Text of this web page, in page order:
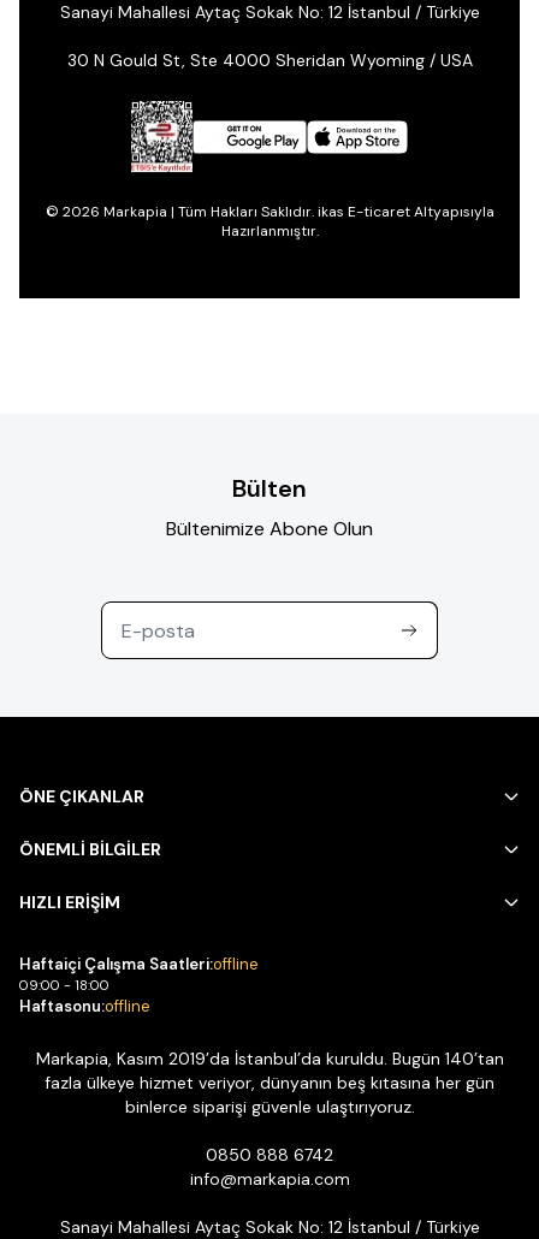
Sanayi Mahallesi Aytaç Sokak No: 12 İstanbul / Türkiye
30 N Gould St, Ste 4000 Sheridan Wyoming / USA
© 2026 Markapia | Tüm Hakları Saklıdır. ikas E-ticaret Altyapısıyla
Hazırlanmıştır.
Bülten
Bültenimize Abone Olun
ÖNE ÇIKANLAR
ÖNEMLİ BİLGİLER
HIZLI ERİŞİM
Haftaiçi Çalışma Saatleri:offline
09:00 - 18:00
Haftasonu:offline
Markapia, Kasım 2019’da İstanbul’da kuruldu. Bugün 140’tan
fazla ülkeye hizmet veriyor, dünyanın beş kıtasına her gün
binlerce siparişi güvenle ulaştırıyoruz.
0850 888 6742
info@markapia.com
Sanayi Mahallesi Aytaç Sokak No: 12 İstanbul / Türkiye